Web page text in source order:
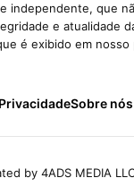
independente, que
e atualidade
é exibido em
Sobre nós
by 4ADS MEDIA